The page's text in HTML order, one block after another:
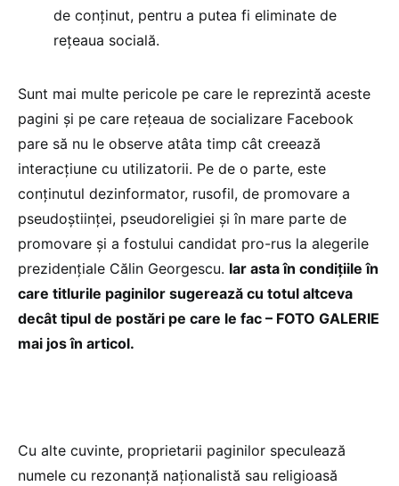
de conținut, pentru a putea fi eliminate de
rețeaua socială.
Sunt mai multe pericole pe care le reprezintă aceste
pagini și pe care rețeaua de socializare Facebook
pare să nu le observe atâta timp cât creează
interacțiune cu utilizatorii. Pe de o parte, este
conținutul dezinformator, rusofil, de promovare a
pseudoștiinței, pseudoreligiei și în mare parte de
promovare și a fostului candidat pro-rus la alegerile
prezidențiale Călin Georgescu. Iar asta în condițiile în
care titlurile paginilor sugerează cu totul altceva
decât tipul de postări pe care le fac – FOTO GALERIE
mai jos în articol.
Cu alte cuvinte, proprietarii paginilor speculează
numele cu rezonanță naționalistă sau religioasă